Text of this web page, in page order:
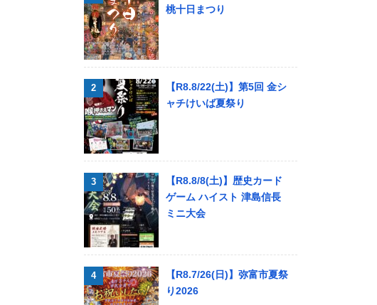
桃十日まつり
【R8.8/22(土)】第5回 金シ
ャチけいば夏祭り
【R8.8/8(土)】歴史カード
ゲーム ハイスト 津島信長
ミニ大会
【R8.7/26(日)】弥富市夏祭
り2026